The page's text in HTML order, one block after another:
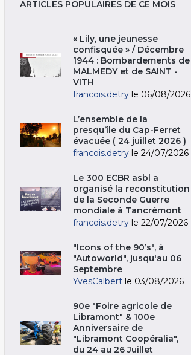
ARTICLES POPULAIRES DE CE MOIS
« Lily, une jeunesse
confisquée » / Décembre
1944 : Bombardements de
MALMEDY et de SAINT -
VITH
francois.detry le 06/08/2026
L’ensemble de la
presqu’île du Cap-Ferret
évacuée ( 24 juillet 2026 )
francois.detry le 24/07/2026
Le 300 ECBR asbl a
organisé la reconstitution
de la Seconde Guerre
mondiale à Tancrémont
francois.detry le 22/07/2026
"Icons of the 90’s", à
"Autoworld", jusqu'au 06
Septembre
YvesCalbert le 03/08/2026
90e "Foire agricole de
Libramont" & 100e
Anniversaire de
"Libramont Coopéralia",
du 24 au 26 Juillet